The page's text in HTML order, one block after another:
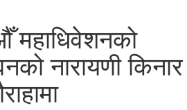
महाधिवेशनको
नारायणी किनार